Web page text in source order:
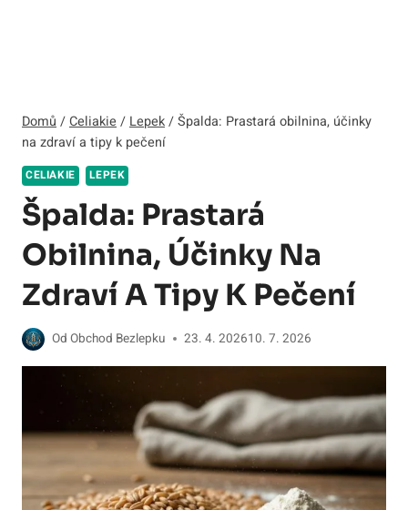
Domů /Celiakie / Lepek/Špalda: Prastará obilnina, účinky
na zdraví a tipy k pečení
CELIAKIE LEPEK
Špalda: Prastará
Obilnina, Účinky Na
Zdraví A Tipy K Pečení
Od Obchod Bezlepku 23. 4. 202610. 7. 2026